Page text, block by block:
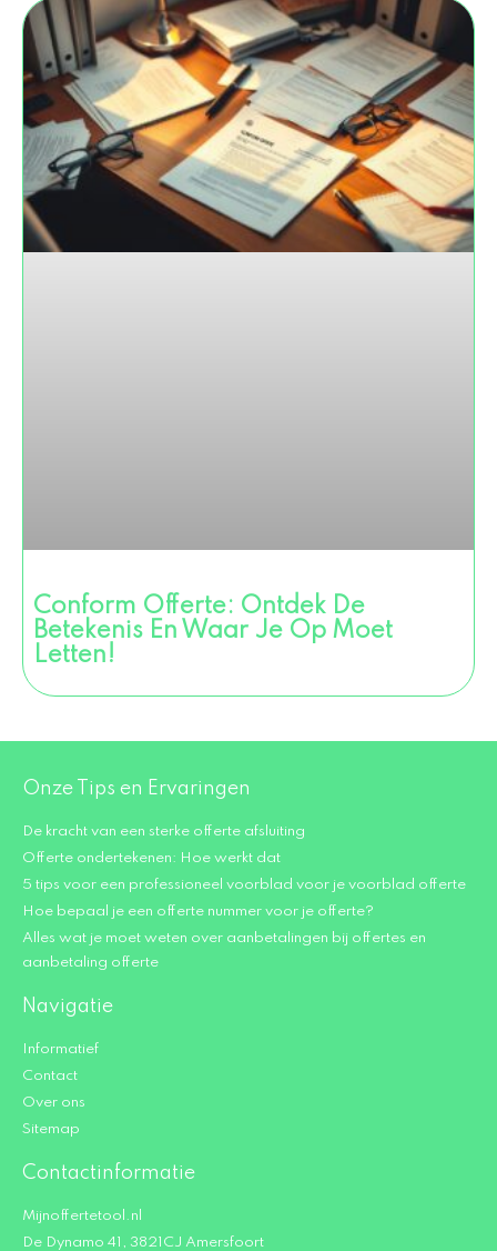
Conform Offerte: Ontdek De
Betekenis En Waar Je Op Moet
Letten!
Onze Tips en Ervaringen
De kracht van een sterke offerte afsluiting
Offerte ondertekenen: Hoe werkt dat
5 tips voor een professioneel voorblad voor je voorblad offerte
Hoe bepaal je een offerte nummer voor je offerte?
Alles wat je moet weten over aanbetalingen bij offertes en
aanbetaling offerte
Navigatie
Informatief
Contact
Over ons
Sitemap
Contactinformatie
Mijnoffertetool.nl
De Dynamo 41, 3821CJ Amersfoort